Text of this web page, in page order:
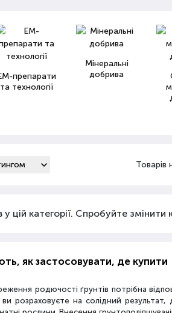
препарати
та технології
Мінеральні
добрива
Товарів
цій категорії. Спробуйте змінити
як застосовувати, де купити
родючості ґрунтів потрібна
розраховуєте на солідний